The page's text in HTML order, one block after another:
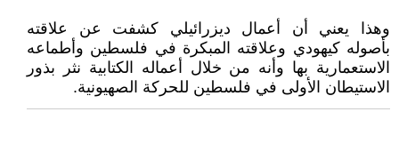
وهذا يعني أن أعمال ديزرائيلي كشفت عن علاقته
بأصوله كيهودي وعلاقته المبكرة في فلسطين وأطماعه
الاستعمارية بها وأنه من خلال أعماله الكتابية نثر بذور
الاستيطان الأولى في فلسطين للحركة الصهيونية.